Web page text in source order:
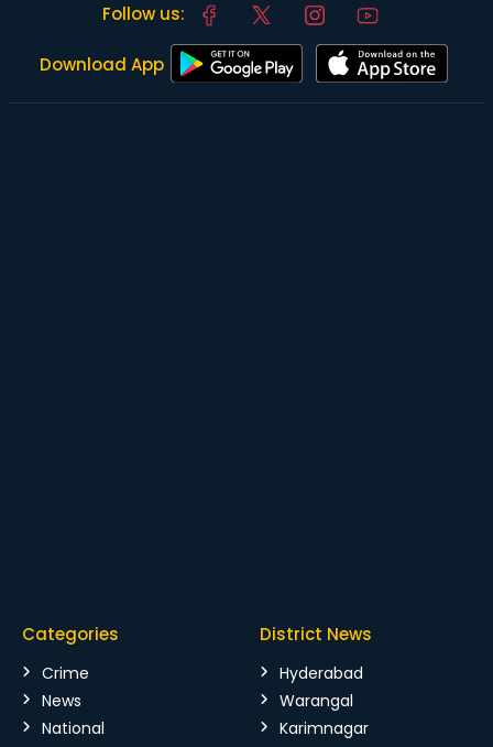
Follow us:
Download App
Categories
Crime
News
National
District News
Hyderabad
Warangal
Karimnagar